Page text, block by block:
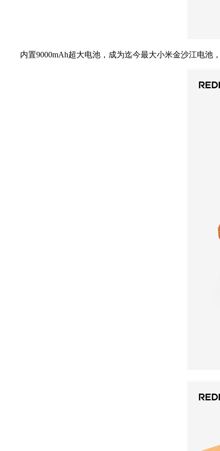
内置9000mAh超大电池，成为迄今最大小米金沙江电池